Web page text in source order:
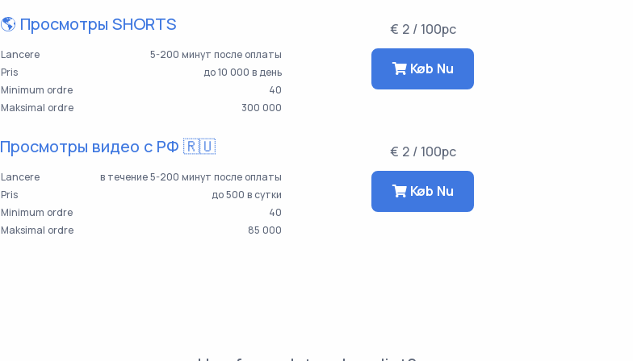
🌎 Просмотры SHORTS
Lancere
5-200 минут после оплаты
Pris
до 10 000 в день
Minimum ordre
40
Maksimal ordre
300 000
€ 2 / 100pc
Køb Nu
Просмотры видео с РФ 🇷🇺
Lancere
в течение 5-200 минут после оплаты
Pris
до 500 в сутки
Minimum ordre
40
Maksimal ordre
85 000
€ 2 / 100pc
Køb Nu